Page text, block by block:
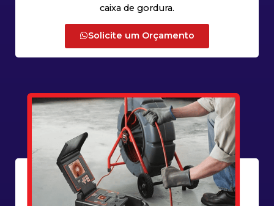
caixa de gordura.
Solicite um Orçamento